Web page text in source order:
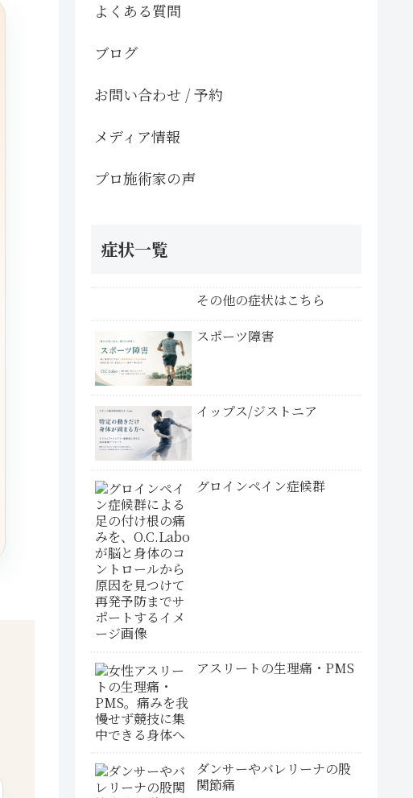
よくある質問
ブログ
お問い合わせ / 予約
メディア情報
プロ施術家の声
症状一覧
その他の症状はこちら
スポーツ障害
イップス/ジストニア
グロインペイン症候群
アスリートの生理痛・PMS
ダンサーやバレリーナの股
関節痛